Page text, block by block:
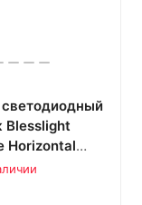
Blesslight
Horizontal
1300 мм